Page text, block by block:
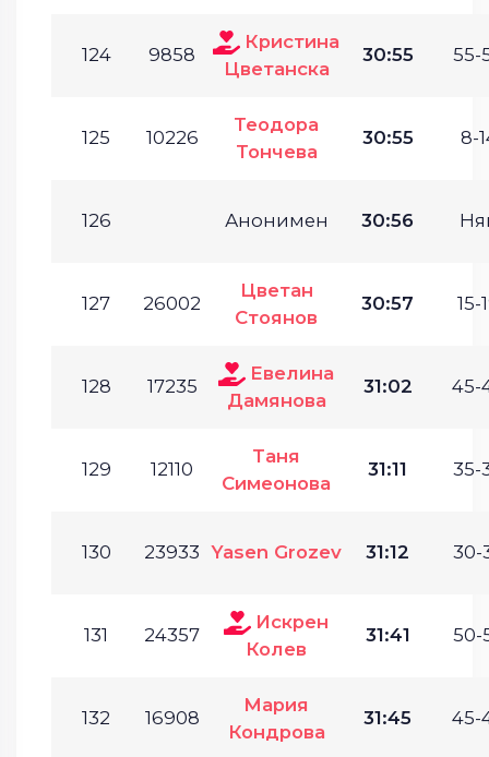
124 9858
Кристина
Цветанска
30:55 55-
125 10226
Теодора
Тончева
30:55 8-
126 Анонимен 30:56
127 26002
Цветан
Стоянов
30:57 15-
128 17235
Евелина
Дамянова
31:02 45-
129 12110
Таня
Симеонова
31:11 35-
130 23933 Yasen Grozev 31:12 30-
131 24357
Искрен
Колев
31:41 50-
132 16908
Мария
Кондрова
31:45 45-